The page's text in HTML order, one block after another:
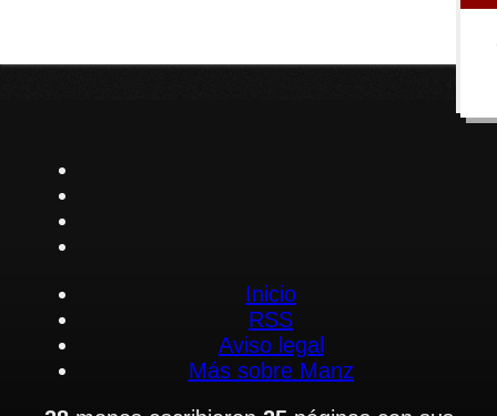
Inicio
RSS
Aviso legal
Más sobre Manz